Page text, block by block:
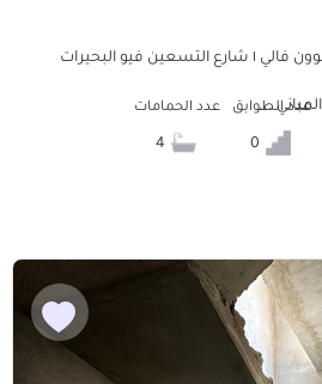
للبيع فيلا مستقله بكمبوند موون فالي ١ شارع التسعين فيو البحيرات
عدد الطوابق عدد الحمامات